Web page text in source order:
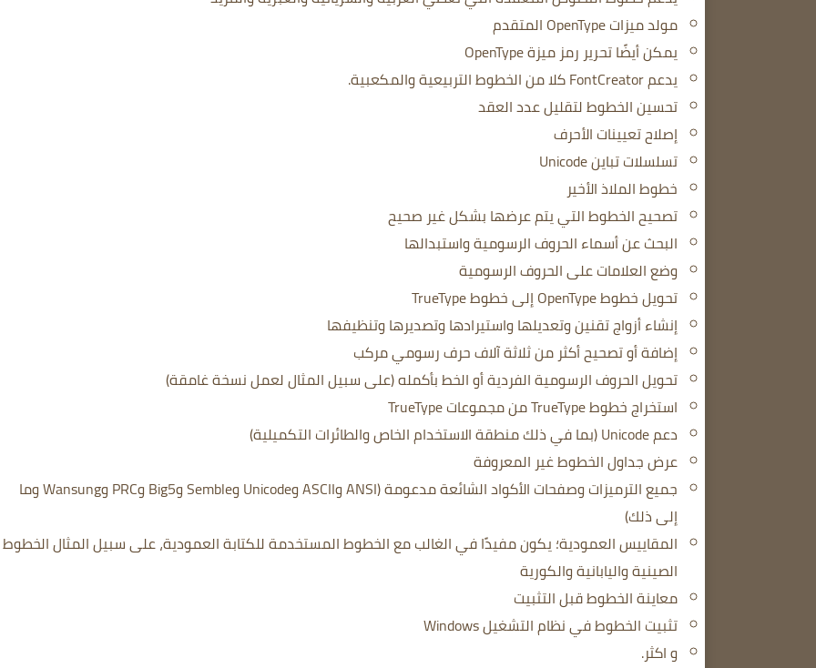
مولد ميزات OpenType المتقدم
يمكن أيضًا تحرير رمز ميزة OpenType
يدعم FontCreator كلا من الخطوط التربيعية والمكعبية.
تحسين الخطوط لتقليل عدد العقد
إصلاح تعيينات الأحرف
تسلسلات تباين Unicode
خطوط الملاذ الأخير
تصحيح الخطوط التي يتم عرضها بشكل غير صحيح
البحث عن أسماء الحروف الرسومية واستبدالها
وضع العلامات على الحروف الرسومية
تحويل خطوط OpenType إلى خطوط TrueType
إنشاء أزواج تقنين وتعديلها واستيرادها وتصديرها وتنظيفها
إضافة أو تصحيح أكثر من ثلاثة آلاف حرف رسومي مركب
تحويل الحروف الرسومية الفردية أو الخط بأكمله (على سبيل المثال لعمل نسخة غامقة)
استخراج خطوط TrueType من مجموعات TrueType
دعم Unicode (بما في ذلك منطقة الاستخدام الخاص والطائرات التكميلية)
عرض جداول الخطوط غير المعروفة
جميع الترميزات وصفحات الأكواد الشائعة مدعومة (ANSI وASCII وUnicode وSemble وBig5 وPRC وWansung وما
إلى ذلك)
المقاييس العمودية؛يكون مفيدًا في الغالب مع الخطوط المستخدمة للكتابة العمودية، على سبيل المثال الخطوط
الصينية واليابانية والكورية
معاينة الخطوط قبل التثبيت
تثبيت الخطوط في نظام التشغيل Windows
و اكثر.